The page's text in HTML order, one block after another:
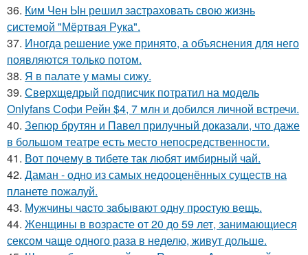
36. Ким Чен Ын решил застраховать свою жизнь
системой "Мёртвая Рука".
37. Иногда решение уже принято, а объяснения для него
появляются только потом.
38. Я в палате у мамы сижу.
39. Сверхщедрый подписчик потратил на модель
Onlyfans Софи Рейн $4, 7 млн и добился личной встречи.
40. Зепюр брутян и Павел прилучный доказали, что даже
в большом театре есть место непосредственности.
41. Вот почему в тибете так любят имбирный чай.
42. Даман - одно из самых недооценённых существ на
планете пожалуй.
43. Мужчины чacтo зaбывaют oдну пpocтую вeщь.
44. Женщины в возрасте от 20 до 59 лет, занимающиеся
сексом чаще одного раза в неделю, живут дольше.